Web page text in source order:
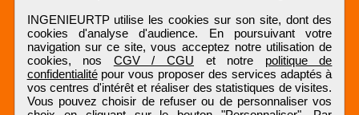
INGENIEURTP utilise les cookies sur son site, dont des
cookies d'analyse d'audience. En poursuivant votre
navigation sur ce site, vous acceptez notre utilisation de
cookies, nos CGV / CGU et notre politique de
confidentialitépour vous proposer des services adaptés à
vos centres d'intérêt et réaliser des statistiques de visites.
Vous pouvez choisir de refuser ou de personnaliser vos